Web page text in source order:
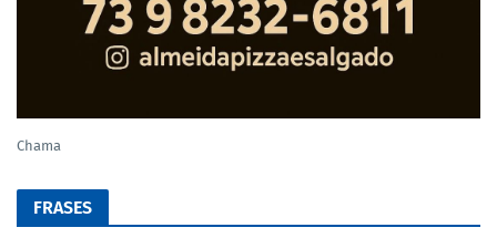
Chama
FRASES